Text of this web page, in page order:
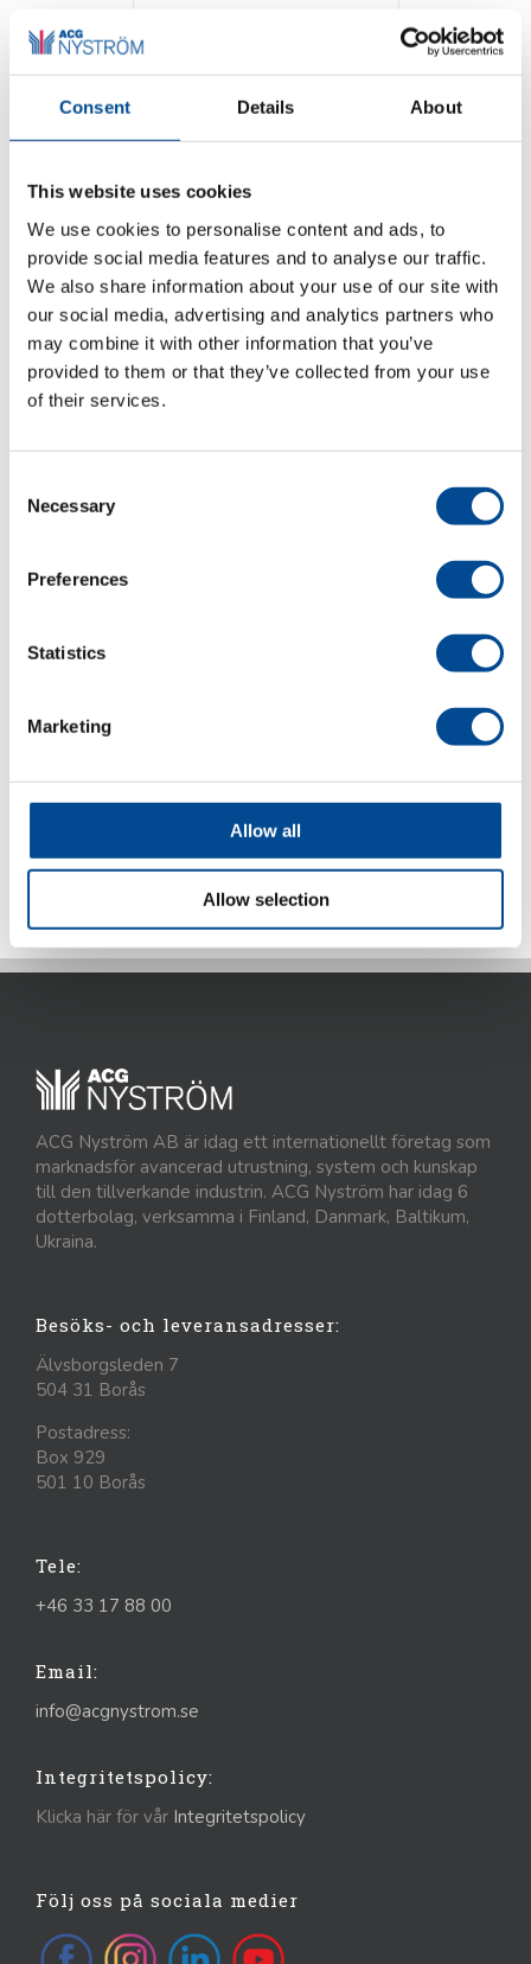
Consent Details About
This website uses cookies
We use cookies to personalise content and ads, to
provide social media features and to analyse our traffic.
We also share information about your use of our site with
our social media, advertising and analytics partners who
may combine it with other information that you’ve
provided to them or that they’ve collected from your use
of their services.
Selection
Necessary
Preferences
Statistics
Marketing
Allow all
Allow selection
Juki DLN-9010A
nålmatning
Detaljer
Detaljer
ACG Nyström AB är idag ett internationellt företag som
marknadsför avancerad utrustning, system och kunskap
till den tillverkande industrin. ACG Nyström har idag 6
dotterbolag, verksamma i Finland, Danmark, Baltikum,
Ukraina.
Besöks- och leveransadresser:
Älvsborgsleden 7
504 31 Borås
Postadress:
Box 929
501 10 Borås
Tele:
+46 33 17 88 00
Email:
info@acgnystrom.se
Integritetspolicy:
Klicka här för vår Integritetspolicy
Följ oss på sociala medier